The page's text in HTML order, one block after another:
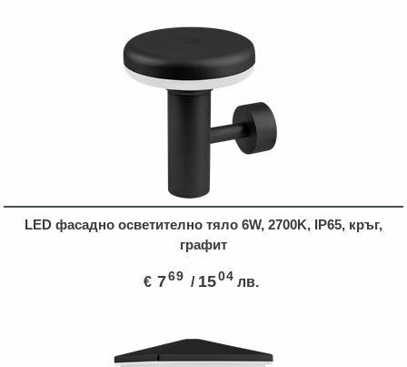
LED фасадно осветително тяло 6W, 2700K, IP65, кръг,
графит
€ 769 / 1504 лв.